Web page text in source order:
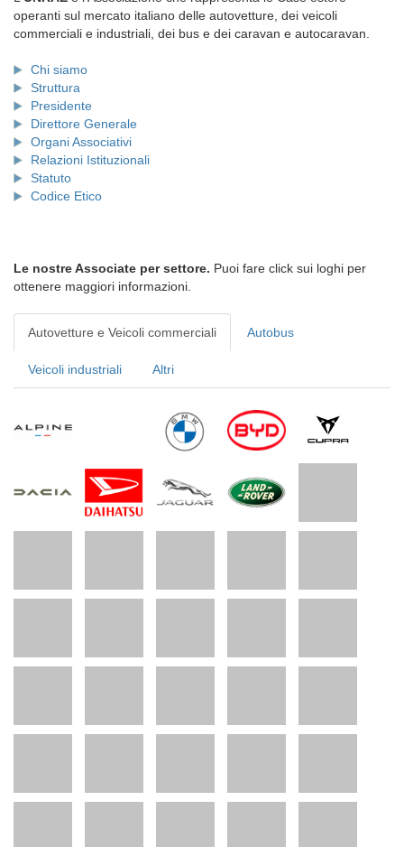
operanti sul mercato italiano delle autovetture, dei veicoli
commerciali e industriali, dei bus e dei caravan e autocaravan.
Chi siamo
Struttura
Presidente
Direttore Generale
Organi Associativi
Relazioni Istituzionali
Statuto
Codice Etico
Le nostre Associate per settore. Puoi fare click sui loghi per
ottenere maggiori informazioni.
Autovetture e Veicoli commerciali Autobus
Veicoli industriali Altri